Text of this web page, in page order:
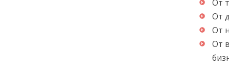
От
От
От
От